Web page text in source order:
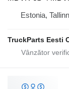
Estonia, Tallinn
TruckParts Eesti